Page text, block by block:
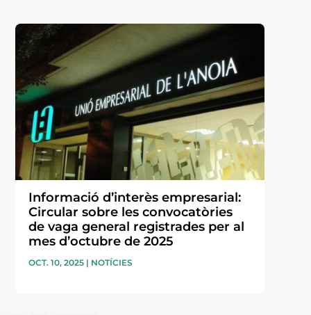
Informació d’interès empresarial:
Circular sobre les convocatòries
de vaga general registrades per al
mes d’octubre de 2025
OCT. 10, 2025| NOTÍCIES